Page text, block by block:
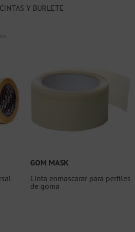
CINTAS Y BURLETE
GOM MASK
Cinta enmascarar para perfiles
de goma